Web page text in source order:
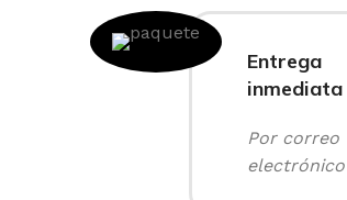
Entrega
inmediata
Por correo
electrónico